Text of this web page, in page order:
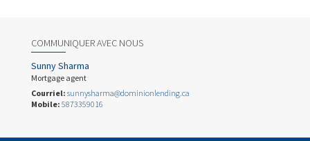
COMMUNIQUER AVEC NOUS
Sunny Sharma
Mortgage agent
Courriel: sunnysharma@dominionlending.ca
Mobile: 5873359016